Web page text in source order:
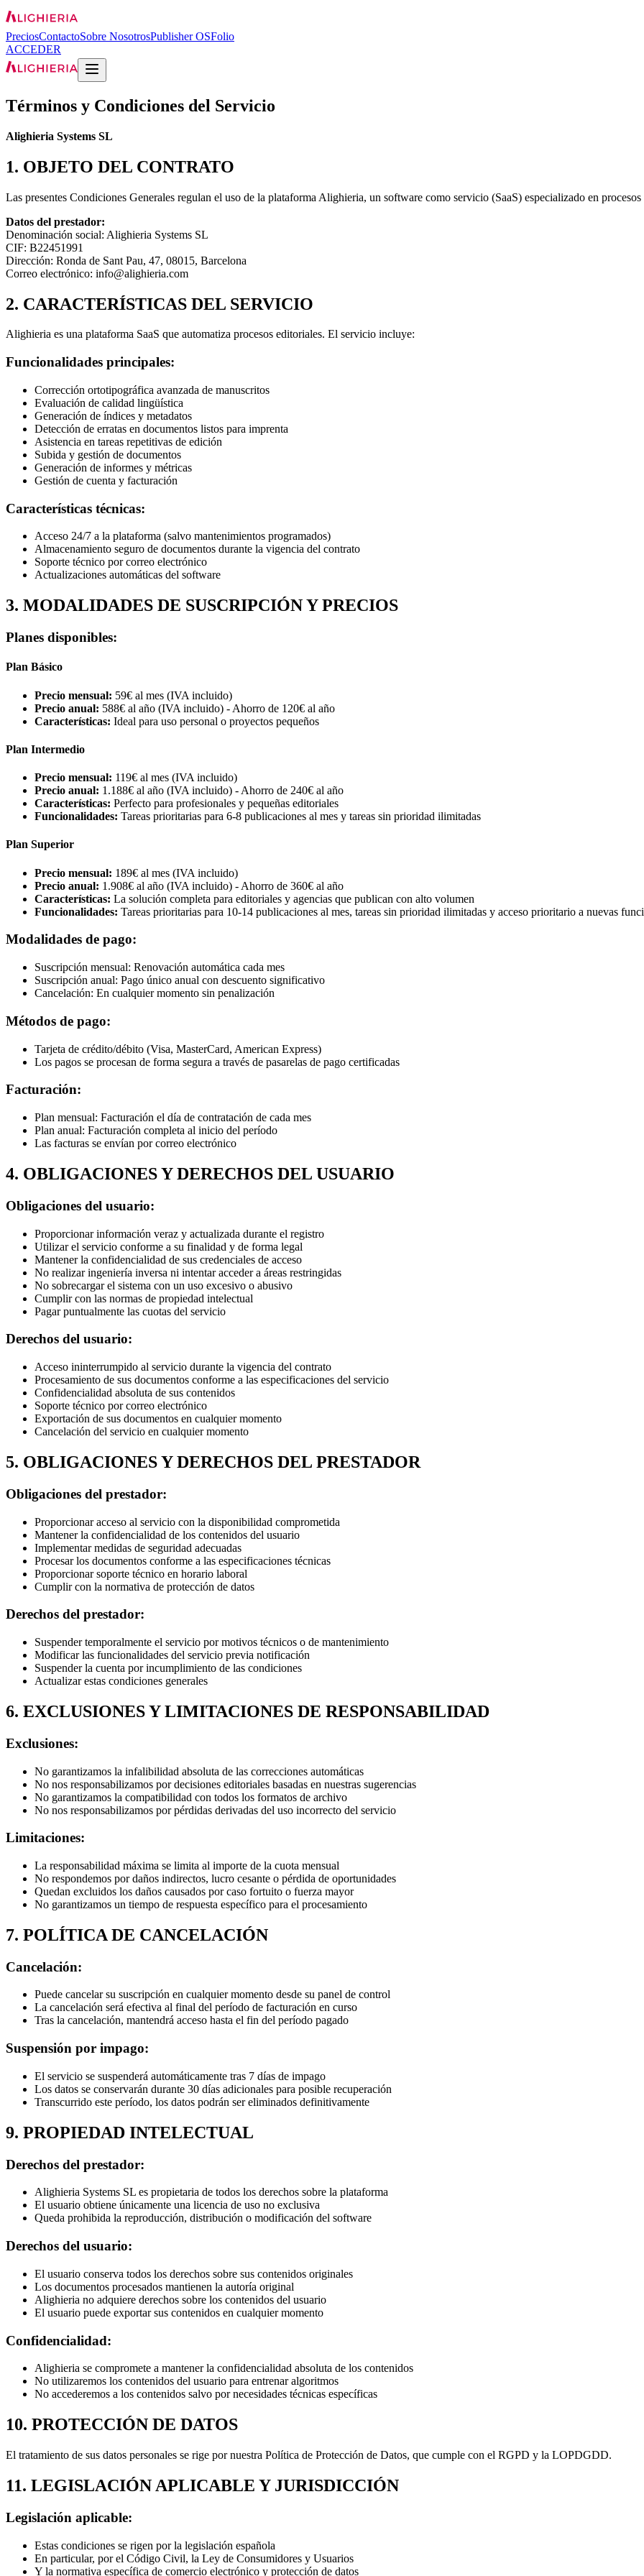
PreciosContactoSobre NosotrosPublisher OSFolio
ACCEDER
Términos y Condiciones del Servicio
Alighieria Systems SL
1. OBJETO DEL CONTRATO
Las presentes Condiciones Generales regulan el uso de la plataforma Alighieria, un software como servicio (SaaS) especializado en
Datos del prestador:
Denominación social: Alighieria Systems SL
CIF: B22451991
Dirección: Ronda de Sant Pau, 47, 08015, Barcelona
Correo electrónico: info@alighieria.com
2. CARACTERÍSTICAS DEL SERVICIO
Alighieria es una plataforma SaaS que automatiza procesos editoriales. El servicio incluye:
Funcionalidades principales:
Corrección ortotipográfica avanzada de manuscritos
Evaluación de calidad lingüística
Generación de índices y metadatos
Detección de erratas en documentos listos para imprenta
Asistencia en tareas repetitivas de edición
Subida y gestión de documentos
Generación de informes y métricas
Gestión de cuenta y facturación
Características técnicas:
Acceso 24/7 a la plataforma (salvo mantenimientos programados)
Almacenamiento seguro de documentos durante la vigencia del contrato
Soporte técnico por correo electrónico
Actualizaciones automáticas del software
3. MODALIDADES DE SUSCRIPCIÓN Y PRECIOS
Planes disponibles:
Plan Básico
Precio mensual: 59€ al mes (IVA incluido)
Precio anual: 588€ al año (IVA incluido) - Ahorro de 120€ al año
Características: Ideal para uso personal o proyectos pequeños
Plan Intermedio
Precio mensual: 119€ al mes (IVA incluido)
Precio anual: 1.188€ al año (IVA incluido) - Ahorro de 240€ al año
Características: Perfecto para profesionales y pequeñas editoriales
Funcionalidades: Tareas prioritarias para 6-8 publicaciones al mes y tareas sin prioridad ilimitadas
Plan Superior
Precio mensual: 189€ al mes (IVA incluido)
Precio anual: 1.908€ al año (IVA incluido) - Ahorro de 360€ al año
Características: La solución completa para editoriales y agencias que publican con alto volumen
Funcionalidades: Tareas prioritarias para 10-14 publicaciones al mes, tareas sin prioridad ilimitadas y acceso prioritario a nuevas
Modalidades de pago:
Suscripción mensual: Renovación automática cada mes
Suscripción anual: Pago único anual con descuento significativo
Cancelación: En cualquier momento sin penalización
Métodos de pago:
Tarjeta de crédito/débito (Visa, MasterCard, American Express)
Los pagos se procesan de forma segura a través de pasarelas de pago certificadas
Facturación:
Plan mensual: Facturación el día de contratación de cada mes
Plan anual: Facturación completa al inicio del período
Las facturas se envían por correo electrónico
4. OBLIGACIONES Y DERECHOS DEL USUARIO
Obligaciones del usuario:
Proporcionar información veraz y actualizada durante el registro
Utilizar el servicio conforme a su finalidad y de forma legal
Mantener la confidencialidad de sus credenciales de acceso
No realizar ingeniería inversa ni intentar acceder a áreas restringidas
No sobrecargar el sistema con un uso excesivo o abusivo
Cumplir con las normas de propiedad intelectual
Pagar puntualmente las cuotas del servicio
Derechos del usuario:
Acceso ininterrumpido al servicio durante la vigencia del contrato
Procesamiento de sus documentos conforme a las especificaciones del servicio
Confidencialidad absoluta de sus contenidos
Soporte técnico por correo electrónico
Exportación de sus documentos en cualquier momento
Cancelación del servicio en cualquier momento
5. OBLIGACIONES Y DERECHOS DEL PRESTADOR
Obligaciones del prestador:
Proporcionar acceso al servicio con la disponibilidad comprometida
Mantener la confidencialidad de los contenidos del usuario
Implementar medidas de seguridad adecuadas
Procesar los documentos conforme a las especificaciones técnicas
Proporcionar soporte técnico en horario laboral
Cumplir con la normativa de protección de datos
Derechos del prestador:
Suspender temporalmente el servicio por motivos técnicos o de mantenimiento
Modificar las funcionalidades del servicio previa notificación
Suspender la cuenta por incumplimiento de las condiciones
Actualizar estas condiciones generales
6. EXCLUSIONES Y LIMITACIONES DE RESPONSABILIDAD
Exclusiones:
No garantizamos la infalibilidad absoluta de las correcciones automáticas
No nos responsabilizamos por decisiones editoriales basadas en nuestras sugerencias
No garantizamos la compatibilidad con todos los formatos de archivo
No nos responsabilizamos por pérdidas derivadas del uso incorrecto del servicio
Limitaciones:
La responsabilidad máxima se limita al importe de la cuota mensual
No respondemos por daños indirectos, lucro cesante o pérdida de oportunidades
Quedan excluidos los daños causados por caso fortuito o fuerza mayor
No garantizamos un tiempo de respuesta específico para el procesamiento
7. POLÍTICA DE CANCELACIÓN
Cancelación:
Puede cancelar su suscripción en cualquier momento desde su panel de control
La cancelación será efectiva al final del período de facturación en curso
Tras la cancelación, mantendrá acceso hasta el fin del período pagado
Suspensión por impago:
El servicio se suspenderá automáticamente tras 7 días de impago
Los datos se conservarán durante 30 días adicionales para posible recuperación
Transcurrido este período, los datos podrán ser eliminados definitivamente
9. PROPIEDAD INTELECTUAL
Derechos del prestador:
Alighieria Systems SL es propietaria de todos los derechos sobre la plataforma
El usuario obtiene únicamente una licencia de uso no exclusiva
Queda prohibida la reproducción, distribución o modificación del software
Derechos del usuario:
El usuario conserva todos los derechos sobre sus contenidos originales
Los documentos procesados mantienen la autoría original
Alighieria no adquiere derechos sobre los contenidos del usuario
El usuario puede exportar sus contenidos en cualquier momento
Confidencialidad:
Alighieria se compromete a mantener la confidencialidad absoluta de los contenidos
No utilizaremos los contenidos del usuario para entrenar algoritmos
No accederemos a los contenidos salvo por necesidades técnicas específicas
10. PROTECCIÓN DE DATOS
El tratamiento de sus datos personales se rige por nuestra Política de Protección de Datos, que cumple con el RGPD y la LOPDGDD.
11. LEGISLACIÓN APLICABLE Y JURISDICCIÓN
Legislación aplicable:
Estas condiciones se rigen por la legislación española
En particular, por el Código Civil, la Ley de Consumidores y Usuarios
Y la normativa específica de comercio electrónico y protección de datos